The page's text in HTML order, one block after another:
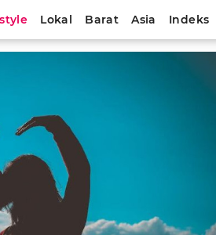
Lokal Barat Asia Indeks